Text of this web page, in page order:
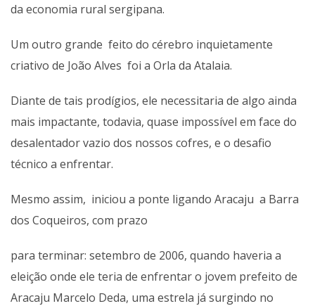
da economia rural sergipana.
Um outro grande feito do cérebro inquietamente
criativo de João Alves foi a Orla da Atalaia.
Diante de tais prodígios, ele necessitaria de algo ainda
mais impactante, todavia, quase impossível em face do
desalentador vazio dos nossos cofres, e o desafio
técnico a enfrentar.
Mesmo assim, iniciou a ponte ligando Aracaju a Barra
dos Coqueiros, com prazo
para terminar: setembro de 2006, quando haveria a
eleição onde ele teria de enfrentar o jovem prefeito de
Aracaju Marcelo Deda, uma estrela já surgindo no